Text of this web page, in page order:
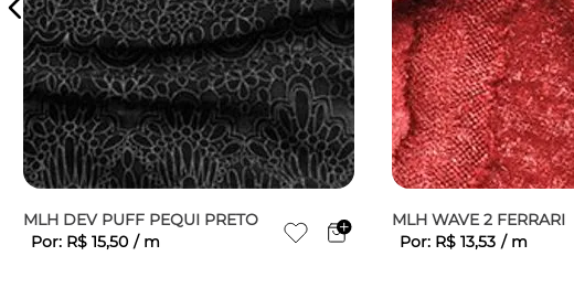
MLH DEV PUFF PEQUI PRETO
Por: R$ 15,50 / m
MLH WAVE 2 FERRARI
Por: R$ 13,53 / m